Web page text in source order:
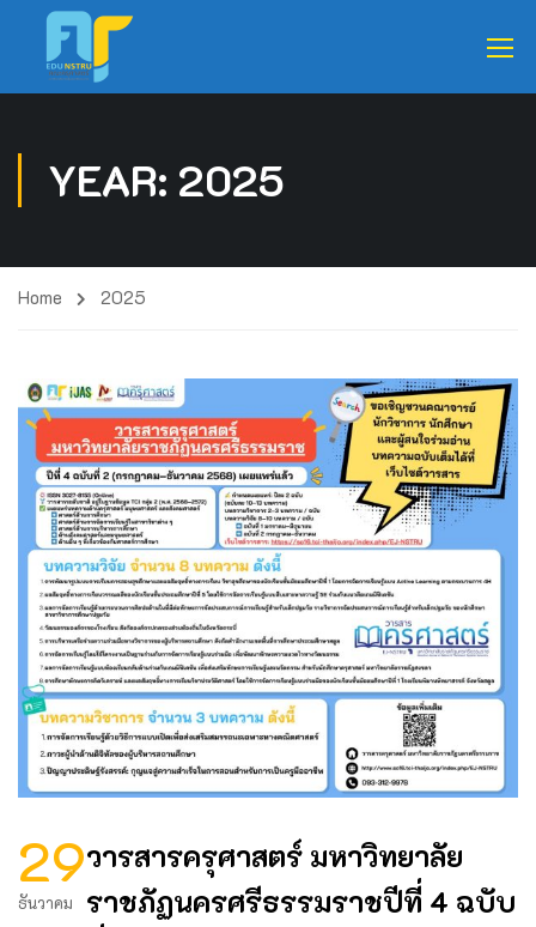
YEAR: 2025
Home 2025
29
ธันวาคม
วารสารครุศาสตร์ มหาวิทยาลัย
ราชภัฏนครศรีธรรมราชปีที่ 4 ฉบับ